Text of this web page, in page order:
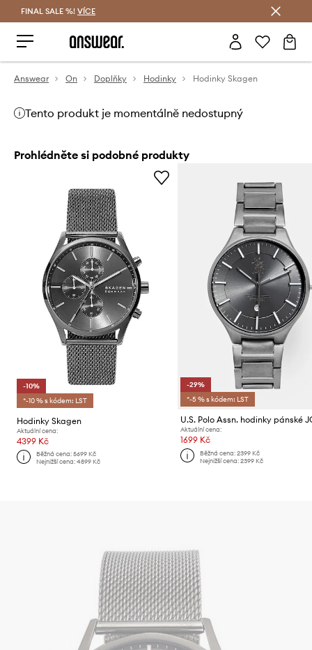
FINAL SALE %! VÍCE
Answear On Doplňky Hodinky Hodinky Skagen
Tento produkt je momentálně nedostupný
Prohlédněte si podobné produkty
-10%
*-10 % s kódem: LST
Hodinky Skagen
Aktuální cena:
4399 Kč
Běžná cena:5699 Kč
Nejnižší cena:4899 Kč
-29%
*-5 % s kódem: LST
Aktuální cena:
1699 Kč
Běžná cena: 2399 Kč
Nejnižší cena: 2399 Kč